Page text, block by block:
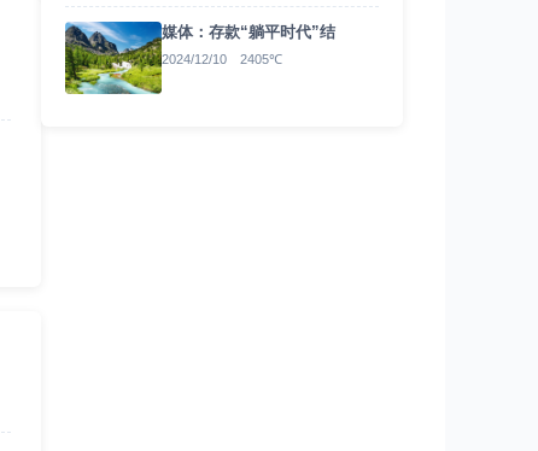
媒体：存款“躺平时代”结
2024/12/10 2405℃